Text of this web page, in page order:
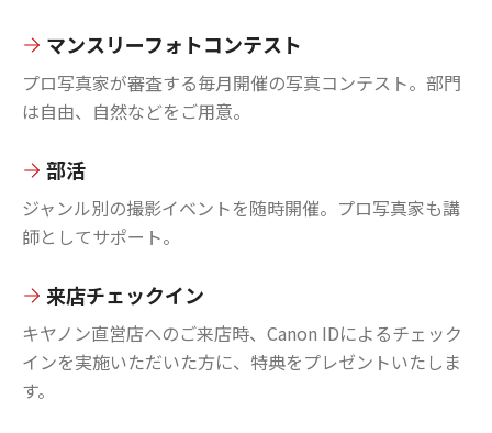
マンスリーフォトコンテスト
プロ写真家が審査する毎月開催の写真コンテスト。部門
は自由、自然などをご用意。
部活
ジャンル別の撮影イベントを随時開催。プロ写真家も講
師としてサポート。
来店チェックイン
キヤノン直営店へのご来店時、Canon IDによるチェック
インを実施いただいた方に、特典をプレゼントいたしま
す。